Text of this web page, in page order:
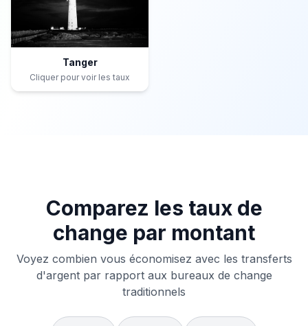
Tanger
Cliquer pour voir les taux
Comparez les taux de
change par montant
Voyez combien vous économisez avec les transferts
d'argent par rapport aux bureaux de change
traditionnels